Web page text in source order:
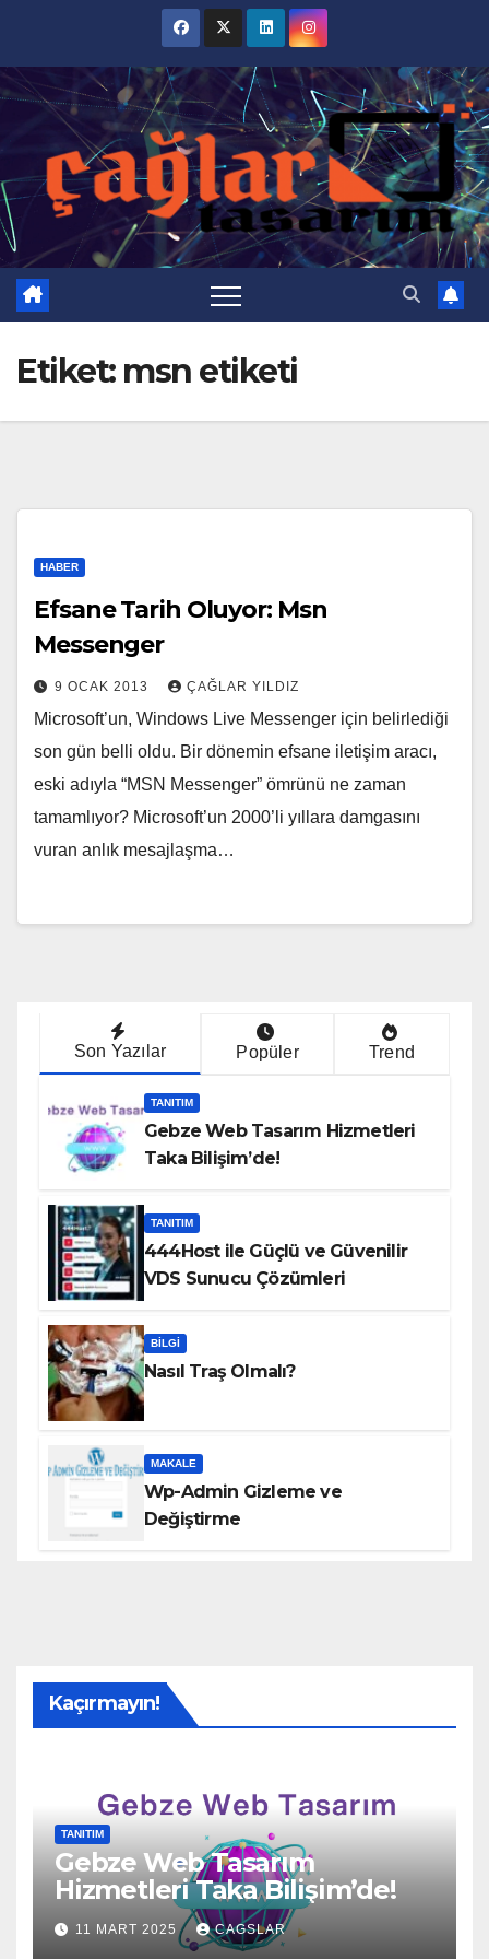
content
Etiket: msn etiketi
HABER
Efsane Tarih Oluyor: Msn
Messenger
9 OCAK 2013 ÇAĞLAR YILDIZ
Microsoft’un, Windows Live Messenger için belirlediği
son gün belli oldu. Bir dönemin efsane iletişim aracı,
eski adıyla “MSN Messenger” ömrünü ne zaman
tamamlıyor? Microsoft’un 2000’li yıllara damgasını
vuran anlık mesajlaşma…
Son Yazılar Popüler Trend
TANITIM
Gebze Web Tasarım Hizmetleri
Taka Bilişim’de!
TANITIM
444Host ile Güçlü ve Güvenilir
VDS Sunucu Çözümleri
BILGI
Nasıl Traş Olmalı?
MAKALE
Wp-Admin Gizleme ve
Değiştirme
Kaçırmayın!
TANITIM
Gebze Web Tasarım
Hizmetleri Taka Bilişim’de!
11 MART 2025 CAGSLAR